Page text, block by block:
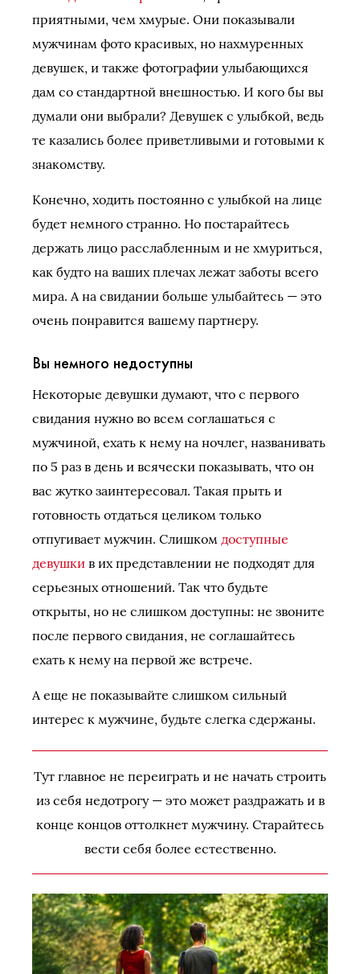
приятными, чем хмурые. Они показывали
мужчинам фото красивых, но нахмуренных
девушек, и также фотографии улыбающихся
дам со стандартной внешностью. И кого бы вы
думали они выбрали? Девушек с улыбкой, ведь
те казались более приветливыми и готовыми к
знакомству.
Конечно, ходить постоянно с улыбкой на лице
будет немного странно. Но постарайтесь
держать лицо расслабленным и не хмуриться,
как будто на ваших плечах лежат заботы всего
мира. А на свидании больше улыбайтесь — это
очень понравится вашему партнеру.
Вы немного недоступны
Некоторые девушки думают, что с первого
свидания нужно во всем соглашаться с
мужчиной, ехать к нему на ночлег, названивать
по 5 раз в день и всячески показывать, что он
вас жутко заинтересовал. Такая прыть и
готовность отдаться целиком только
отпугивает мужчин. Слишком доступные
девушки в их представлении не подходят для
серьезных отношений. Так что будьте
открыты, но не слишком доступны: не звоните
после первого свидания, не соглашайтесь
ехать к нему на первой же встрече.
А еще не показывайте слишком сильный
интерес к мужчине, будьте слегка сдержаны.
Тут главное не переиграть и не начать строить
из себя недотрогу — это может раздражать и в
конце концов оттолкнет мужчину. Старайтесь
вести себя более естественно.